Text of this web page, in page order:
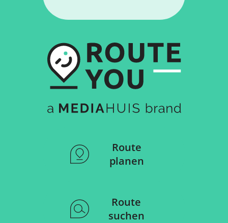
Route
planen
Route
suchen